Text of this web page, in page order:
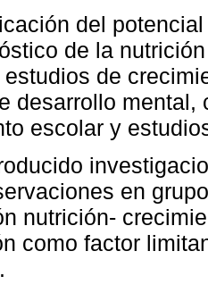
del
de la
estudios de
desarrollo mental,
escolar y
en
nutrición-
como factor